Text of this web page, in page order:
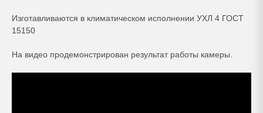
Изготавливаются в климатическом исполнении УХЛ 4 ГОСТ
15150
На видео продемонстрирован результат работы камеры.